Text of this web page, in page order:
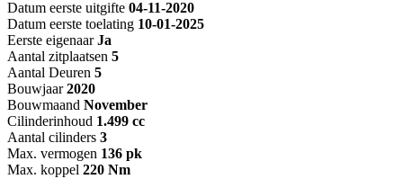
Datum eerste uitgifte 04-11-2020
Datum eerste toelating 10-01-2025
Eerste eigenaar Ja
Aantal zitplaatsen 5
Aantal Deuren 5
Bouwjaar 2020
Bouwmaand November
Cilinderinhoud 1.499 cc
Aantal cilinders 3
Max. vermogen 136 pk
Max. koppel 220 Nm